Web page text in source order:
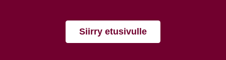
Siirry etusivulle